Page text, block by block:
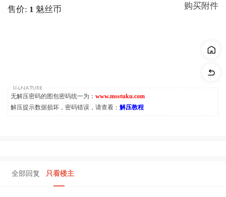
售价: 1 魅丝币 购买附件
无解压密码的图包密码统一为： www.msstuku.com
解压提示数据损坏，密码错误，请查看： 解压教程
全部回复 只看楼主